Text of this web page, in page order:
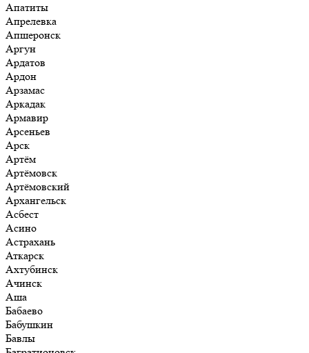
Апатиты
Апрелевка
Апшеронск
Аргун
Ардатов
Ардон
Арзамас
Аркадак
Армавир
Арсеньев
Арск
Артём
Артёмовск
Артёмовский
Архангельск
Асбест
Асино
Астрахань
Аткарск
Ахтубинск
Ачинск
Аша
Бабаево
Бабушкин
Бавлы